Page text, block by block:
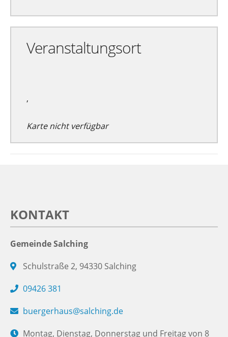
Veranstaltungsort
,
Karte nicht verfügbar
KONTAKT
Gemeinde Salching
Schulstraße 2, 94330 Salching
09426 381
buergerhaus@salching.de
Montag, Dienstag, Donnerstag und Freitag von 8